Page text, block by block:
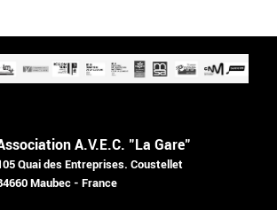
A.V.E.C. "La Gare"
Quai des Entreprises. Coustellet
Maubec - France